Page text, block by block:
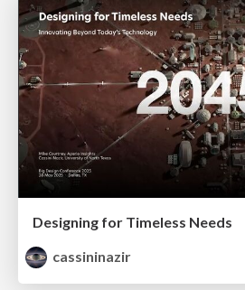
Designing for Timeless Needs
cassininazir